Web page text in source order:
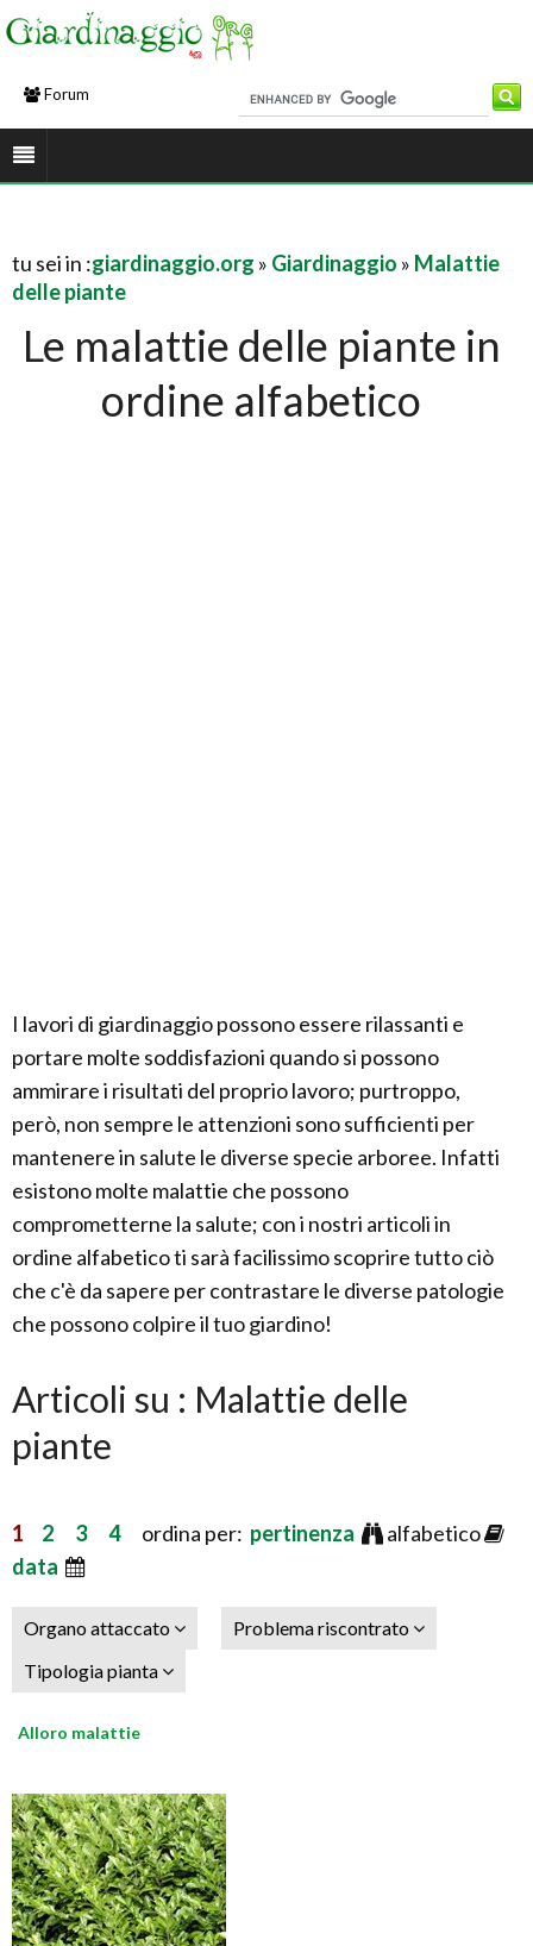
Forum
tu sei in :giardinaggio.org » Giardinaggio » Malattie
delle piante
Le malattie delle piante in
ordine alfabetico
I lavori di giardinaggio possono essere rilassanti e
portare molte soddisfazioni quando si possono
ammirare i risultati del proprio lavoro; purtroppo,
però, non sempre le attenzioni sono sufficienti per
mantenere in salute le diverse specie arboree. Infatti
esistono molte malattie che possono
comprometterne la salute; con i nostri articoli in
ordine alfabetico ti sarà facilissimo scoprire tutto ciò
che c'è da sapere per contrastare le diverse patologie
che possono colpire il tuo giardino!
Articoli su : Malattie delle
piante
1 2 3 4ordina per: pertinenza
alfabetico
data
Organo attaccato
Problema riscontrato
Tipologia pianta
Alloro malattie